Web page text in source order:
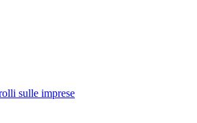
sulle imprese